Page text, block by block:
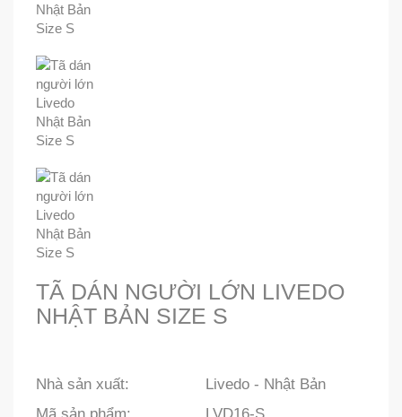
TÃ DÁN NGƯỜI LỚN LIVEDO
NHẬT BẢN SIZE S
Nhà sản xuất:
Livedo - Nhật Bản